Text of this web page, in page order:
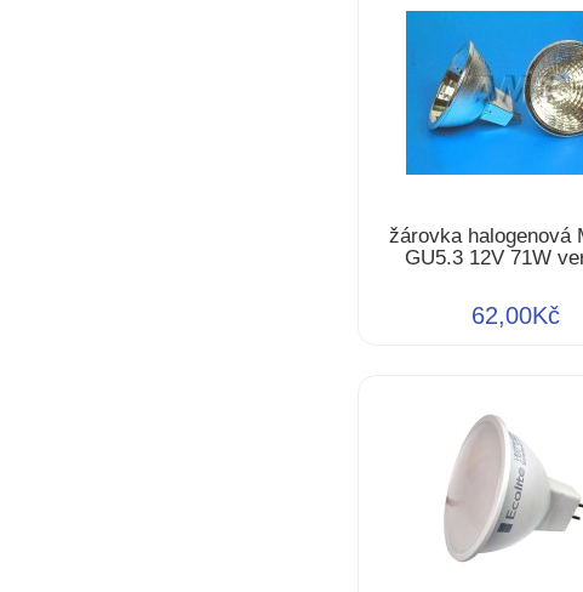
žárovka halogenová
GU5.3 12V 71W
62,00Kč